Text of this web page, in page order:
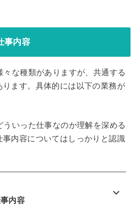
事内容
な種類がありますが、共通する
ます。具体的には以下の業務が
いった仕事なのか理解を深める
事内容についてはしっかりと認識
内容